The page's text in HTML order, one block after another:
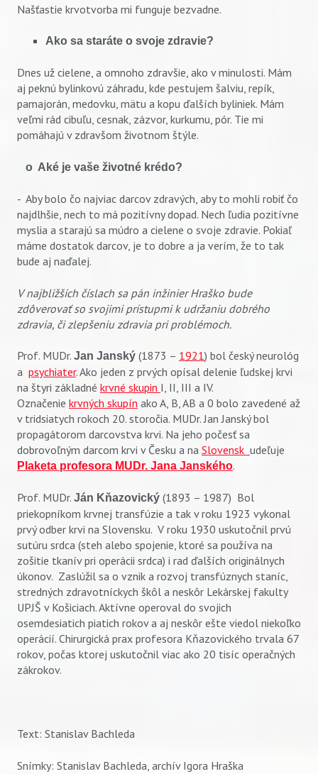
Našťastie krvotvorba mi funguje bezvadne.
Ako sa staráte o svoje zdravie?
Dnes už cielene, a omnoho zdravšie, ako v minulosti. Mám
aj peknú bylinkovú záhradu, kde pestujem šalviu, repík,
pamajorán, medovku, mätu a kopu ďalších byliniek. Mám
veľmi rád cibuľu, cesnak, zázvor, kurkumu, pór. Tie mi
pomáhajú v zdravšom životnom štýle.
o Aké je vaše životné krédo?
- Aby bolo čo najviac darcov zdravých, aby to mohli robiť čo
najdlhšie, nech to má pozitívny dopad. Nech ľudia pozitívne
myslia a starajú sa múdro a cielene o svoje zdravie. Pokiaľ
máme dostatok darcov, je to dobre a ja verím, že to tak
bude aj naďalej.
V najbližších číslach sa pán inžinier Hraško bude
zdôverovať so svojimi prístupmi k udržaniu dobrého
zdravia, či zlepšeniu zdravia pri problémoch.
Prof. MUDr. Jan Janský (1873 – 1921) bol český neurológ
a psychiater. Ako jeden z prvých opísal delenie ľudskej krvi
na štyri základné krvné skupin I, II, III a IV.
Označenie krvných skupín ako A, B, AB a 0 bolo zavedené až
v tridsiatych rokoch 20. storočia. MUDr. Jan Janský bol
propagátorom darcovstva krvi. Na jeho počesť sa
dobrovoľným darcom krvi v Česku a na Slovensk udeľuje
Plaketa profesora MUDr. Jana Janského.
Prof. MUDr. Ján Kňazovický (1893 – 1987) Bol
priekopníkom krvnej transfúzie a tak v roku 1923 vykonal
prvý odber krvi na Slovensku. V roku 1930 uskutočnil prvú
sutúru srdca (steh alebo spojenie, ktoré sa používa na
zošitie tkanív pri operácii srdca) i rad ďalších originálnych
úkonov. Zaslúžil sa o vznik a rozvoj transfúznych staníc,
stredných zdravotníckych škôl a neskôr Lekárskej fakulty
UPJŠ v Košiciach. Aktívne operoval do svojich
osemdesiatich piatich rokov a aj neskôr ešte viedol niekoľko
operácií. Chirurgická prax profesora Kňazovického trvala 67
rokov, počas ktorej uskutočnil viac ako 20 tisíc operačných
zákrokov.
Text: Stanislav Bachleda
Snímky: Stanislav Bachleda, archív Igora Hraška